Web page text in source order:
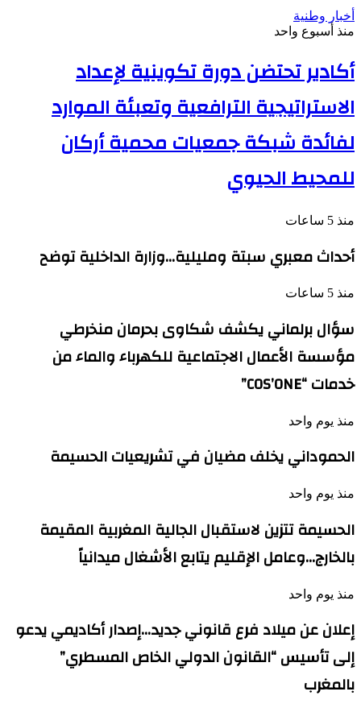
أخبار وطنية
منذ أسبوع واحد
أكادير تحتضن دورة تكوينية لإعداد
الاستراتيجية الترافعية وتعبئة الموارد
لفائدة شبكة جمعيات محمية أركان
للمحيط الحيوي
منذ 5 ساعات
أحداث معبري سبتة ومليلية…وزارة الداخلية توضح
منذ 5 ساعات
سؤال برلماني يكشف شكاوى بحرمان منخرطي
مؤسسة الأعمال الاجتماعية للكهرباء والماء من
خدمات “COS’ONE”
منذ يوم واحد
الحموداني يخلف مضيان في تشريعيات الحسيمة
منذ يوم واحد
الحسيمة تتزين لاستقبال الجالية المغربية المقيمة
بالخارج…وعامل الإقليم يتابع الأشغال ميدانياً
منذ يوم واحد
إعلان عن ميلاد فرع قانوني جديد…إصدار أكاديمي يدعو
إلى تأسيس “القانون الدولي الخاص المسطري”
بالمغرب